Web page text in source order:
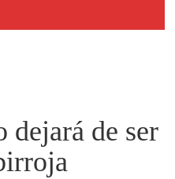
dejará de ser